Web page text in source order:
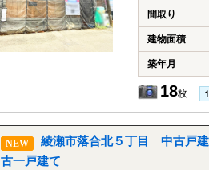
間取り
建物面積
築年月
18枚
NEW
綾瀬市落合北５丁目 中古戸
古一戸建て